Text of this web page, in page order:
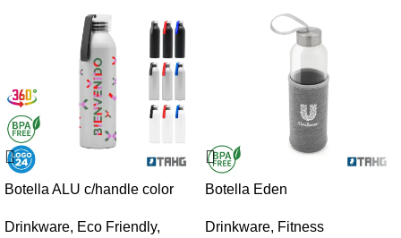
Botella ALU c/handle color
Drinkware, Eco Friendly,
Botella Eden
Drinkware, Fitness